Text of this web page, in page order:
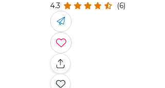
4.3 (6)